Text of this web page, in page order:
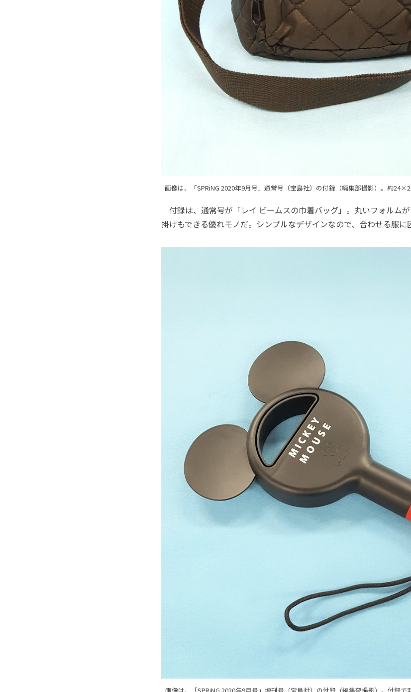
画像は、「SPRiNG 2020年9月号」通常号（宝島社）の付録（編集部撮影）。約
付録は、通常号が「レイ ビームスの巾着バッグ」。丸いフォルム
掛けもできる優れモノだ。シンプルなデザインなので、合わせる服に